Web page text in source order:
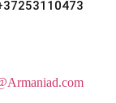
37253110473+